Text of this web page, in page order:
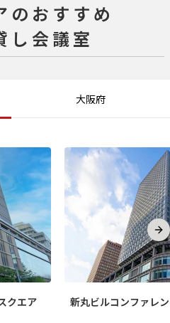
のおすすめ
し会議室
大阪府
クエア 新丸ビルコンファレ